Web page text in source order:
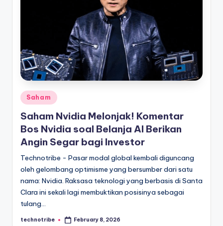
Posted
in
Saham
Saham Nvidia Melonjak! Komentar
Bos Nvidia soal Belanja AI Berikan
Angin Segar bagi Investor
Technotribe - Pasar modal global kembali diguncang
oleh gelombang optimisme yang bersumber dari satu
nama: Nvidia. Raksasa teknologi yang berbasis di Santa
Clara ini sekali lagi membuktikan posisinya sebagai
tulang…
Posted
technotribe February 8, 2026